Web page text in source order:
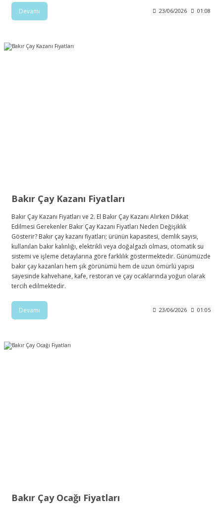
Devamı 23/06/2026 01:08
Bakır Çay Kazanı Fiyatları
Bakır Çay Kazanı Fiyatları ve 2. El Bakır Çay Kazanı Alırken Dikkat
Edilmesi Gerekenler Bakır Çay Kazanı Fiyatları Neden Değişiklik
Gösterir? Bakır çay kazanı fiyatları; ürünün kapasitesi, demlik sayısı,
kullanılan bakır kalınlığı, elektrikli veya doğalgazlı olması, otomatik su
sistemi ve işleme detaylarına göre farklılık göstermektedir. Günümüzde
bakır çay kazanları hem şık görünümü hem de uzun ömürlü yapısı
sayesinde kahvehane, kafe, restoran ve çay ocaklarında yoğun olarak
tercih edilmektedir.
Devamı 23/06/2026 01:05
Bakır Çay Ocağı Fiyatları